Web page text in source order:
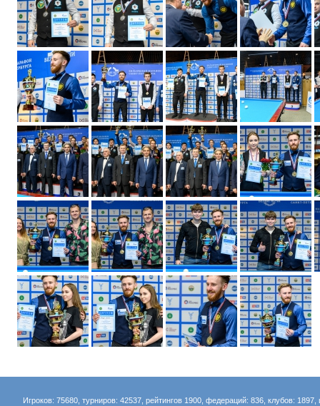
Игроков: 75680, турниров: 42537, рейтингов 1900, федераций: 836, клубов: